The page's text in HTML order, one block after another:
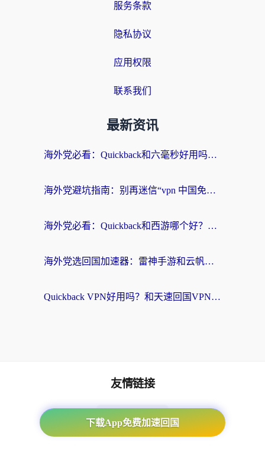
服务条款
隐私协议
应用权限
联系我们
最新资讯
海外党必看：Quickback和六毫秒好用吗？3步选对回国加速器，无缝刷国内剧玩游戏
海外党避坑指南：别再迷信“vpn 中国免费”，选对回国加速器才能无缝刷国内资源
海外党必看：Quickback和西游哪个好？3个维度教你选对回国加速器
海外党选回国加速器：雷神手游和云帆哪个好？附3组对比+避坑指南
Quickback VPN好用吗？和天速回国VPN对比哪个回国效果更好？海外党必看的真实体验指南
下载App免费加速回国
友情链接
海外回国加速器